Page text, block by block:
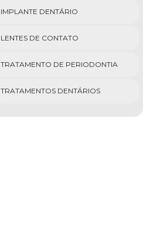
IMPLANTE DENTÁRIO
LENTES DE CONTATO
TRATAMENTO DE PERIODONTIA
TRATAMENTOS DENTÁRIOS